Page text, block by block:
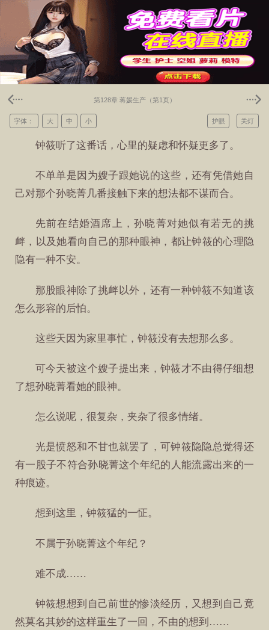
第128章 蒋媛生产（第1页）
关灯
护眼
字体： 大 中 小
钟筱听了这番话，心里的疑虑和怀疑更多了。
不单单是因为嫂子跟她说的这些，还有凭借她自
己对那个孙晓菁几番接触下来的想法都不谋而合。
先前在结婚酒席上，孙晓菁对她似有若无的挑
衅，以及她看向自己的那种眼神，都让钟筱的心理隐
隐有一种不安。
那股眼神除了挑衅以外，还有一种钟筱不知道该
怎么形容的后怕。
这些天因为家里事忙，钟筱没有去想那么多。
可今天被这个嫂子提出来，钟筱才不由得仔细想
了想孙晓菁看她的眼神。
怎么说呢，很复杂，夹杂了很多情绪。
光是愤怒和不甘也就罢了，可钟筱隐隐总觉得还
有一股子不符合孙晓菁这个年纪的人能流露出来的一
种痕迹。
想到这里，钟筱猛的一怔。
不属于孙晓菁这个年纪？
难不成……
钟筱想想到自己前世的惨淡经历，又想到自己竟
然莫名其妙的这样重生了一回，不由的想到……